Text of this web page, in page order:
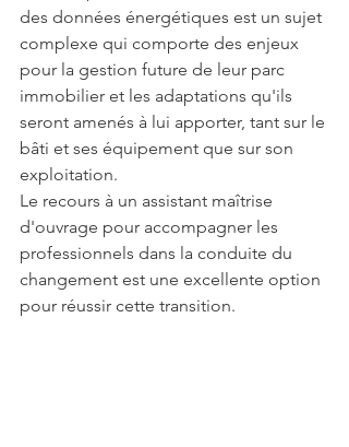
des données énergétiques est un sujet
complexe qui comporte des enjeux
pour la gestion future de leur parc
immobilier et les adaptations qu'ils
seront amenés à lui apporter, tant sur le
bâti et ses équipement que sur son
exploitation.
Le recours à un assistant maîtrise
d'ouvrage pour accompagner les
professionnels dans la conduite du
changement est une excellente option
pour réussir cette transition.